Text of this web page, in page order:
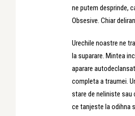
ne putem desprinde,
Obsesive. Chiar
Urechile noastre ne
la suparare. Mintea
aparare
completa a traumei.
stare de neliniste sau
ce tanjeste la odihna